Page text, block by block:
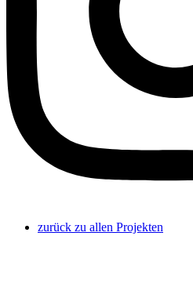
zurück zu allen Projekten